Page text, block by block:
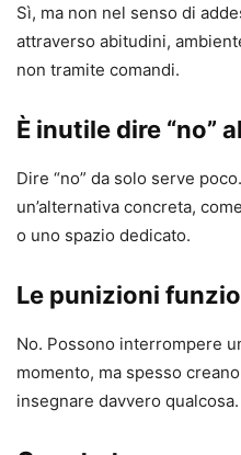
Sì, ma non nel senso di
attraverso abitudini,
non tramite comandi.
È inutile dire “no”
Dire “no” da solo serve
un’alternativa concreta,
o uno spazio dedicato.
Le punizioni
No. Possono interrompere
momento, ma spesso
insegnare davvero qualcosa.